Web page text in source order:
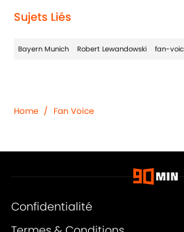
Sujets Liés
Bayern Munich Robert Lewandowski fan-
Home / Fan Voice
Confidentialité